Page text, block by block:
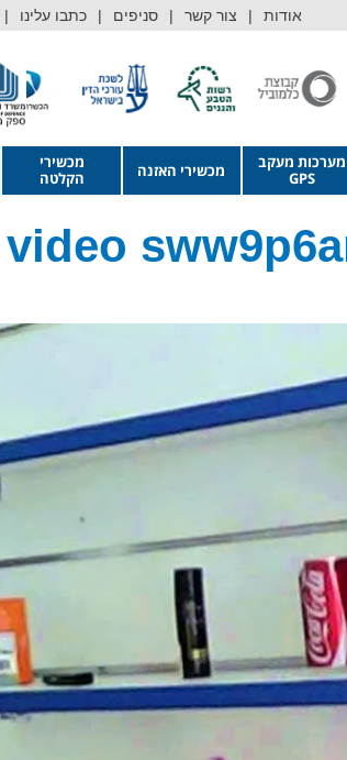
אודות צור קשר סניפים כתבו עלינו
מערכות מעקב
GPS
מכשירי האזנה
מכשירי
הקלטה